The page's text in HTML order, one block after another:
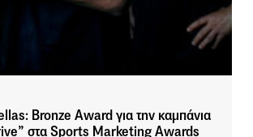
Bronze Award για την καμπάνια
στα Sports Marketing Awards